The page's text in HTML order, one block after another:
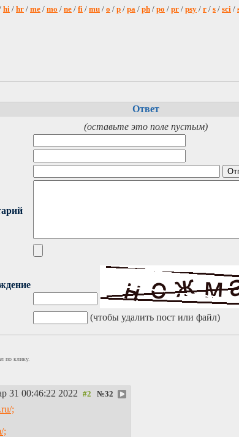
hi / hr / me / mo / ne / fi / mu / o / p / pa / ph / po / pr / psy / r / s / sci /
Ответ
(оставьте это поле пустым)
(чтобы удалить пост или файл)
по клику.
31 00:46:22 2022 №32
;
;